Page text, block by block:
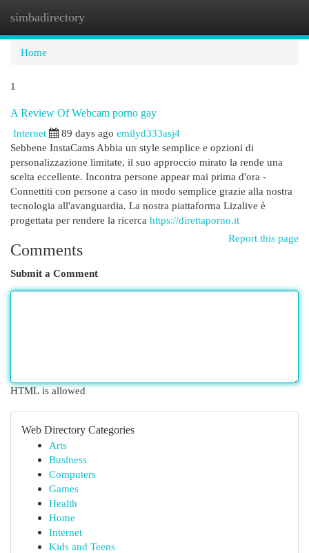
simbadirectory
Home
1
A Review Of Webcam porno gay
Internet
89 days ago emilyd333asj4
Sebbene InstaCams Abbia un style semplice e opzioni di
personalizzazione limitate, il suo approccio mirato la rende una
scelta eccellente. Incontra persone appear mai prima d'ora -
Connettiti con persone a caso in modo semplice grazie alla nostra
tecnologia all'avanguardia. La nostra piattaforma Lizalive è
progettata per rendere la ricerca https://direttaporno.it
Report this page
Comments
Submit a Comment
HTML is allowed
Web Directory Categories
Arts
Business
Computers
Games
Health
Home
Internet
Kids and Teens